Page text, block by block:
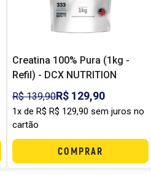
Creatina 100% Pura (1kg -
Refil) - DCX NUTRITION
R$ 139,90R$ 129,90
1x de R$ R$ 129,90 sem juros no
cartão
COMPRAR